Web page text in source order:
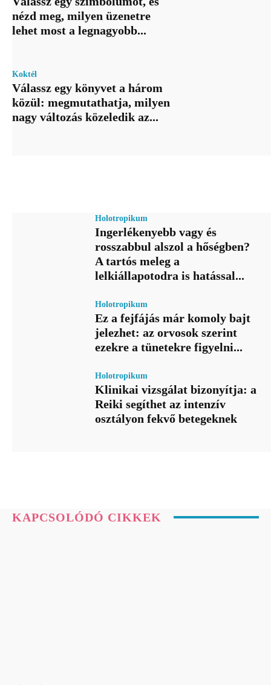
nézd meg, milyen üzenetre
lehet most a legnagyobb...
Koktél
Válassz egy könyvet a három
közül: megmutathatja, milyen
nagy változás közeledik az...
Holotropikum
Ingerlékenyebb vagy és
rosszabbul alszol a hőségben?
A tartós meleg a
lelkiállapotodra is hatással...
Holotropikum
Ez a fejfájás már komoly bajt
jelezhet: az orvosok szerint
ezekre a tünetekre figyelni...
Holotropikum
Klinikai vizsgálat bizonyítja: a
Reiki segíthet az intenzív
osztályon fekvő betegeknek
KAPCSOLÓDÓ CIKKEK